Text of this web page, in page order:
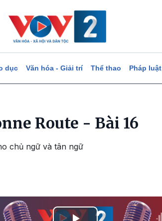
dục Văn hóa - Giải trí Thể thao Pháp luật
Route - Bài 16
chủ ngữ và tân ngữ